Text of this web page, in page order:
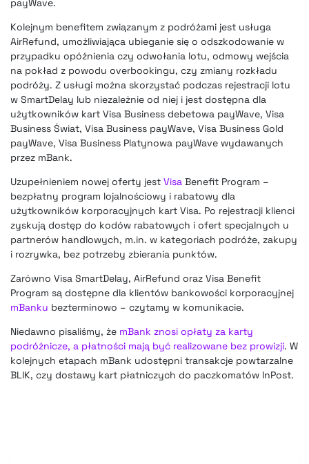
payWave.
Kolejnym benefitem związanym z podróżami jest usługa
AirRefund, umożliwiająca ubieganie się o odszkodowanie w
przypadku opóźnienia czy odwołania lotu, odmowy wejścia
na pokład z powodu overbookingu, czy zmiany rozkładu
podróży. Z usługi można skorzystać podczas rejestracji lotu
w SmartDelay lub niezależnie od niej i jest dostępna dla
użytkowników kart Visa Business debetowa payWave, Visa
Business Świat, Visa Business payWave, Visa Business Gold
payWave, Visa Business Platynowa payWave wydawanych
przez mBank.
Uzupełnieniem nowej oferty jest Visa Benefit Program –
bezpłatny program lojalnościowy i rabatowy dla
użytkowników korporacyjnych kart Visa. Po rejestracji klienci
zyskują dostęp do kodów rabatowych i ofert specjalnych u
partnerów handlowych, m.in. w kategoriach podróże, zakupy
i rozrywka, bez potrzeby zbierania punktów.
Zarówno Visa SmartDelay, AirRefund oraz Visa Benefit
Program są dostępne dla klientów bankowości korporacyjnej
mBanku bezterminowo – czytamy w komunikacie.
Niedawno pisaliśmy, że mBank znosi opłaty za karty
podróżnicze, a płatności mają być realizowane bez prowizji. W
kolejnych etapach mBank udostępni transakcje powtarzalne
BLIK, czy dostawy kart płatniczych do paczkomatów InPost.